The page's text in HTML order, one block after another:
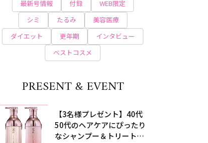
最新号情報 付録
WEB限定
シミ
たるみ
美容医療
ダイエット
更年期
インタビュー
ベストコスメ
PRESENT & EVENT
【3名様プレゼント】40代
50代のヘアケアにぴったり
なシャンプー＆トリートメ